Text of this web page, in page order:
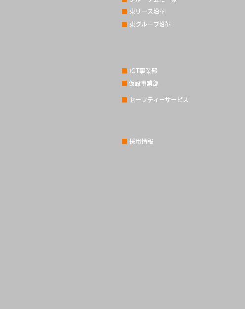
東リース沿革
東グループ沿革
ICT事業部
仮設事業部
セーフティーサービス
採用情報